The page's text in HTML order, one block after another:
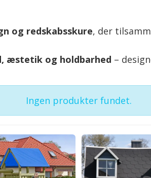
og redskabsskure, der
æstetik og holdbarhed –
Ingen produkter fundet.